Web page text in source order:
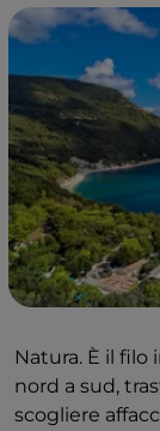
Natura. È il filo
nord a sud,
scogliere